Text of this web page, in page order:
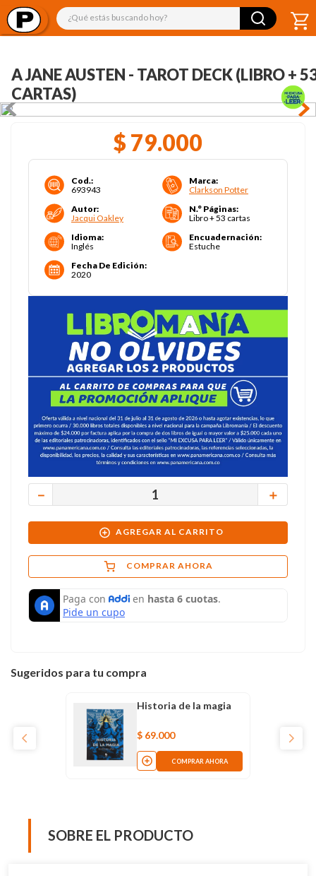
¿Qué estás buscando hoy?
A JANE AUSTEN - TAROT DECK (LIBRO +
CARTAS)
$ 79.000
Cod.:
693943
Marca:
Clarkson Potter
Autor:
Jacqui Oakley
N.° Páginas:
Libro + 53 cartas
Idioma:
Inglés
Encuadernación:
Estuche
Fecha De Edición:
2020
＋
－
AGREGAR AL CARRITO
COMPRAR AHORA
Sugeridos para tu compra
Historia de la magia
$ 69.000
COMPRAR AHORA
SOBRE EL PRODUCTO